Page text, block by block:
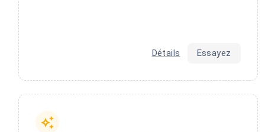
Détails Essayez